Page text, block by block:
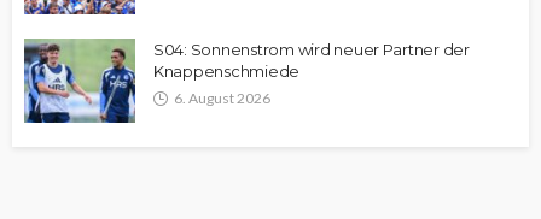
S04: Sonnenstrom wird neuer Partner der
Knappenschmiede
6. August 2026